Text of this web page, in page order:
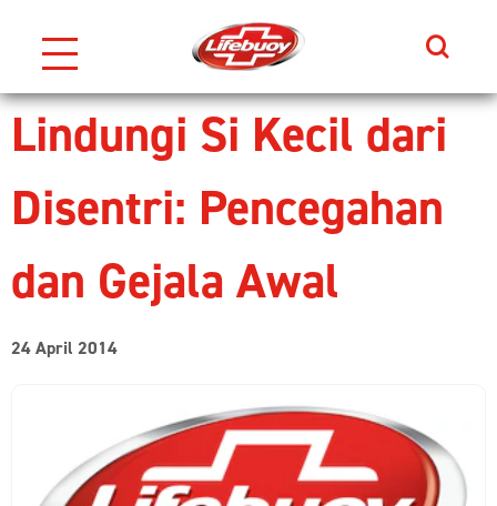
Skip to content
Search
Lindungi Si Kecil dari
Disentri: Pencegahan
dan Gejala Awal
24 April 2014